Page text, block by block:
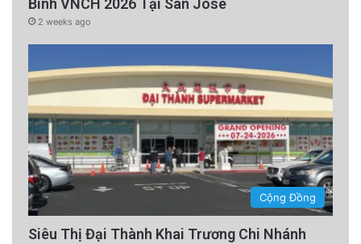
2 weeks ago
Cộng Đồng
Siêu Thị Đại Thành Khai Trương Chi Nhánh